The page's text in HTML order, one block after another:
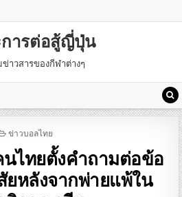
ารต่อสู้ญี่ปุ่น
ข่าวสารของกีฬาต่างๆ
POSTED
ข่าวบอลไทย
ไทยตั้งคำถามต่อข้อ
ยหลังจากพ่ายแพ้ใน